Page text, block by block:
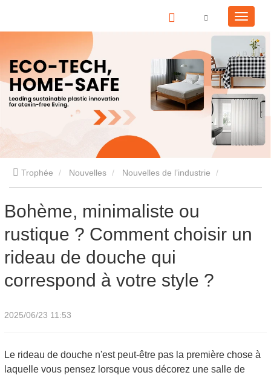
Trophée Nouvelles Nouvelles de l’industrie
Bohème, minimaliste ou rustique ? Comment choisir un rideau
de douche qui correspond à votre style ?
Bohème, minimaliste ou
rustique ? Comment choisir un
rideau de douche qui
correspond à votre style ?
2025/06/23 11:53
Le rideau de douche n'est peut-être pas la première chose à
laquelle vous pensez lorsque vous décorez une salle de